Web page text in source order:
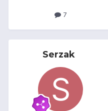
7
Serzak